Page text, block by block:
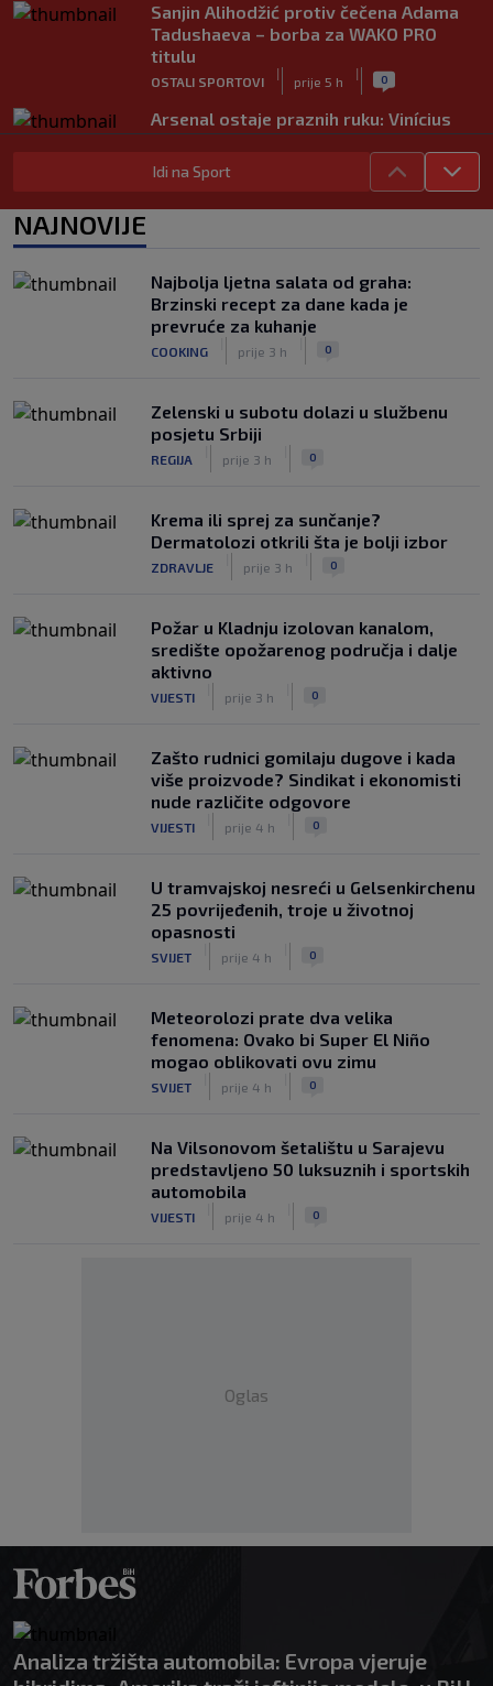
Sanjin Alihodžić protiv čečena Adama
Tadushaeva – borba za WAKO PRO
titulu
OSTALI SPORTOVI
|
prije 5 h
| 0
Arsenal ostaje praznih ruku: Vinícius
Júnior i Real Madrid postigli dogovor
NOGOMET
NOGOMET
| | 0
Izvinjenje s elementima prijetnje i
„gomila slabića“ u UEFA-i
Idi na Sport
NAJNOVIJE
Najbolja ljetna salata od graha:
Brzinski recept za dane kada je
prevruće za kuhanje
COOKING prije 3 h 0
Zelenski u subotu dolazi u službenu
posjetu Srbiji
REGIJA prije 3 h 0
Krema ili sprej za sunčanje?
Dermatolozi otkrili šta je bolji izbor
ZDRAVLJE prije 3 h 0
Požar u Kladnju izolovan kanalom,
središte opožarenog područja i dalje
aktivno
VIJESTI prije 3 h 0
Zašto rudnici gomilaju dugove i kada
više proizvode? Sindikat i ekonomisti
nude različite odgovore
VIJESTI prije 4 h 0
U tramvajskoj nesreći u Gelsenkirchenu
25 povrijeđenih, troje u životnoj
opasnosti
SVIJET prije 4 h 0
Meteorolozi prate dva velika
fenomena: Ovako bi Super El Niño
mogao oblikovati ovu zimu
SVIJET prije 4 h 0
Na Vilsonovom šetalištu u Sarajevu
predstavljeno 50 luksuznih i sportskih
automobila
VIJESTI prije 4 h 0
Oglas
Analiza tržišta automobila: Evropa vjeruje